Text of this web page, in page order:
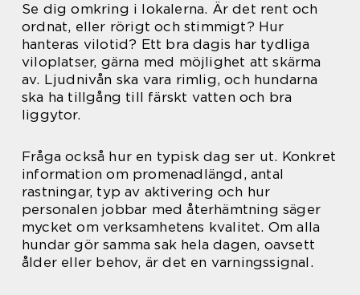
Se dig omkring i lokalerna. Är det rent och
ordnat, eller rörigt och stimmigt? Hur
hanteras vilotid? Ett bra dagis har tydliga
viloplatser, gärna med möjlighet att skärma
av. Ljudnivån ska vara rimlig, och hundarna
ska ha tillgång till färskt vatten och bra
liggytor.
Fråga också hur en typisk dag ser ut. Konkret
information om promenadlängd, antal
rastningar, typ av aktivering och hur
personalen jobbar med återhämtning säger
mycket om verksamhetens kvalitet. Om alla
hundar gör samma sak hela dagen, oavsett
ålder eller behov, är det en varningssignal.